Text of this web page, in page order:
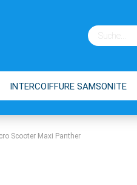
INTERCOIFFURE SAMSONITE
MARKEN EINKAUFSTROLLEY
Scooter Maxi Panther